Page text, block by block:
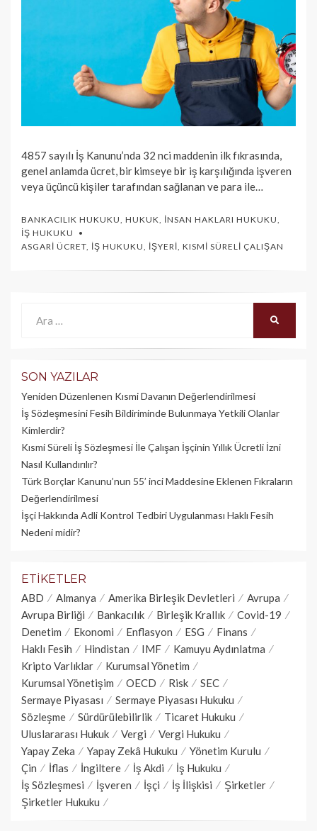
4857 sayılı İş Kanunu’nda 32 nci maddenin ilk fıkrasında,
genel anlamda ücret, bir kimseye bir iş karşılığında işveren
veya üçüncü ki­şiler tarafından sağlanan ve para ile…
BANKACILIK HUKUKU HUKUK İNSAN HAKLARI HUKUKU
İŞ HUKUKU
ASGARI ÜCRET İŞ HUKUKU İŞYERI KISMI SÜRELI ÇALIŞAN
SON YAZILAR
Yeniden Düzenlenen Kısmi Davanın Değerlendirilmesi
İş Sözleşmesini Fesih Bildiriminde Bulunmaya Yetkili Olanlar
Kimlerdir?
Kısmi Süreli İş Sözleşmesi İle Çalışan İşçinin Yıllık Üc­retli İzni
Nasıl Kullandırılır?
Türk Borçlar Kanunu’nun 55’ inci Maddesine Eklenen Fıkraların
Değerlendirilmesi
İşçi Hakkında Adli Kontrol Tedbiri Uygulanması Haklı Fesih
Nedeni midir?
ETIKETLER
ABD Almanya Amerika Birleşik Devletleri
Avrupa
Avrupa Birliği
Bankacılık Birleşik Krallık
Covid-19
Denetim
Ekonomi Enflasyon ESG
Finans
Haklı Fesih
Hindistan IMF
Kamuyu Aydınlatma
Kripto Varlıklar
Kurumsal Yönetim
Kurumsal Yönetişim
OECD Risk
SEC
Sermaye Piyasası
Sermaye Piyasası Hukuku
Sözleşme
Sürdürülebilirlik
Ticaret Hukuku
Uluslararası Hukuk
Vergi
Vergi Hukuku
Yapay Zeka
Yapay Zekâ Hukuku
Yönetim Kurulu
Çin
İflas İngiltere İş Akdi
İş Hukuku
İş Sözleşmesi
İşveren İşçi İş İlişkisi
Şirketler
Şirketler Hukuku